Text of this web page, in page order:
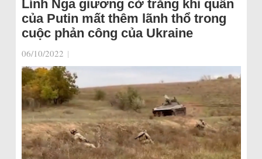
Lính Nga giương cờ trắng khi quân
của Putin mất thêm lãnh thổ trong
cuộc phản công của Ukraine
06/10/2022 |